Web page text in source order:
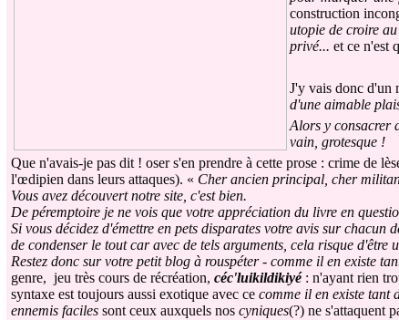
construction
utopie de croire
privé... et ce n'est
J'y vais donc d'un
d'une aimable
Alors y consacrer
vain, grotesque !
Que n'avais-je pas dit ! oser s'en prendre à cette prose : crime de
l'œdipien dans leurs attaques). « Cher ancien principal, cher
Vous avez découvert notre site, c'est bien.
De péremptoire je ne vois que votre appréciation du livre en
Si vous décidez d'émettre en pets disparates votre avis sur chacun
de condenser le tout car avec de tels arguments, cela risque d'être
Restez donc sur votre petit blog à rouspéter - comme il en existe
genre, jeu très cours de récréation, céc'luikildikiyé: n'ayant rien
syntaxe est toujours aussi exotique avec ce comme il en existe tant
ennemis facilessont ceux auxquels nos cyniques(?) ne s'attaquent